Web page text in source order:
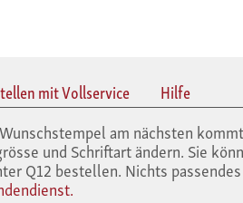
mit Vollservice Hilfe
am nächsten
und Schriftart ändern. Sie
Q12 bestellen. Nichts